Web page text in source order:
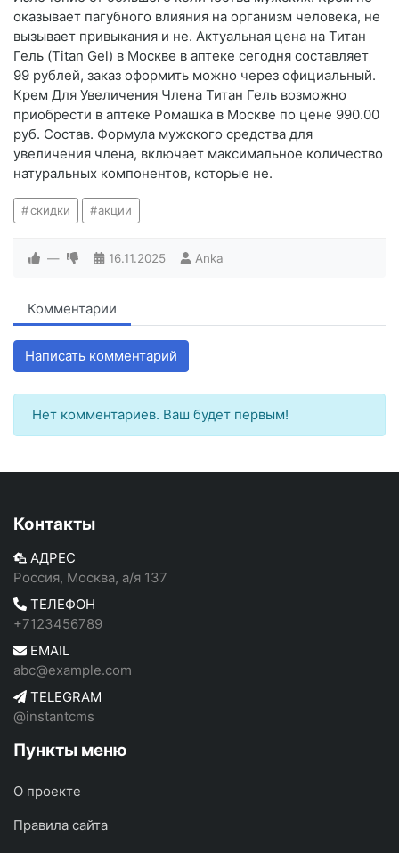
оказывает пагубного влияния на организм человека, не
вызывает привыкания и не. Актуальная цена на Титан
Гель (Titan Gel) в Москве в аптеке сегодня составляет
99 рублей, заказ оформить можно через официальный.
Крем Для Увеличения Члена Титан Гель возможно
приобрести в аптеке Ромашка в Москве по цене 990.00
руб. Состав. Формула мужского средства для
увеличения члена, включает максимальное количество
натуральных компонентов, которые не.
скидки акции
— 16.11.2025 Anka
Комментарии
Написать комментарий
Нет комментариев. Ваш будет первым!
Контакты
АДРЕС
Россия, Москва, а/я 137
ТЕЛЕФОН
+7123456789
EMAIL
abc@example.com
TELEGRAM
@instantcms
Пункты меню
О проекте
Правила сайта